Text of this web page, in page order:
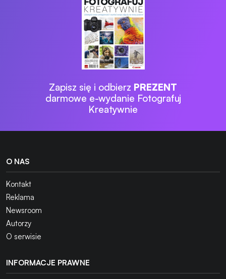
Zapisz się i odbierz PREZENT
darmowe e-wydanie Fotografuj
Kreatywnie
O NAS
Kontakt
Reklama
Newsroom
Autorzy
O serwisie
INFORMACJE PRAWNE